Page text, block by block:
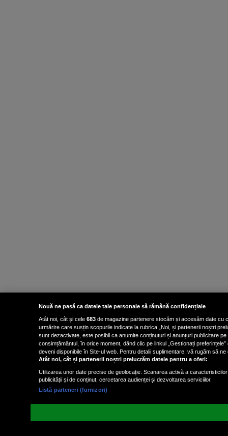
Nouă ne pasă ca datele tale personale să rămână confidențiale
Atât noi, cât și cele 683 de magazine partenere stocăm și accesăm date cu
urmărire care susțin scopurile indicate la rubrica „Noi, și partenerii noștri
sunt dezactivate, este posibil ca anumite conținuturi și anunțuri publicitare
consimțământul, în orice moment, dând clic pe linkul „Gestionați
deveni disponibile în Site-ul web. Pentru detalii suplimentare, vă rugăm să
Atât noi, cât și partenerii noștri prelucrăm datele pentru a oferi:
Utilizarea unor date precise de geolocație. Scanarea activă a
publicității și de conținut, cercetarea audienței și dezvoltarea serviciilor.
Listă parteneri (furnizori)